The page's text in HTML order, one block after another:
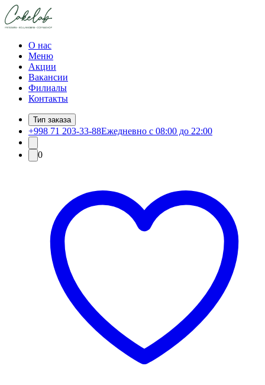
О нас
Меню
Акции
Вакансии
Филиалы
Контакты
Тип заказа
+998 71 203-33-88Ежедневно с 08:00 до 22:00
0